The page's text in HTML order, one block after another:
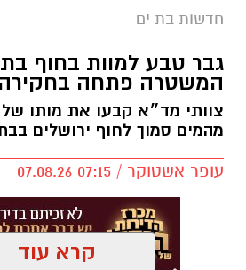
הפעילות החינוכית והקהילתית
לפרטים המלאים ולהגשת
לעמוד הדרושים של החברה
להגשת מועמדות לחצו כאן
יש לכם מידע חשוב שטרם נחשף?
חדשותי? מצאתם טעות בכתבה?
צילומים: משרד הבריאות
משרד הבריאות פרסם אזהרה
במוצרי שיער נוספים שנתפסו
ההחלקות".
האזהרה מתפרסמת לאחר
הושלמו לכלל המוצרים
ובהמשך להודעת משרד
חדשות בת ים
גבר טבע למוות בחוף
המשטרה פתחה בחקירה
מהמים סמוך לחוף ירושלים
עופר אשטוקר / 07:15 07.08.26
קרא עוד